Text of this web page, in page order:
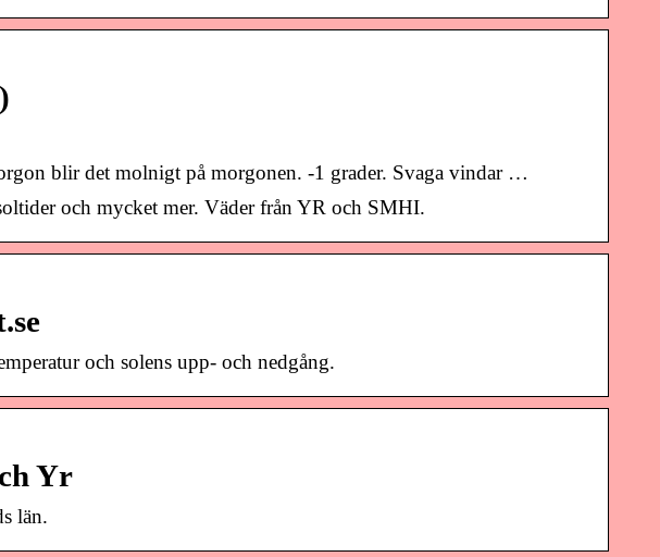
blir det molnigt på morgonen. -1 grader. Svaga vindar …
och mycket mer. Väder från YR och SMHI.
och solens upp- och nedgång.
Yr
län.